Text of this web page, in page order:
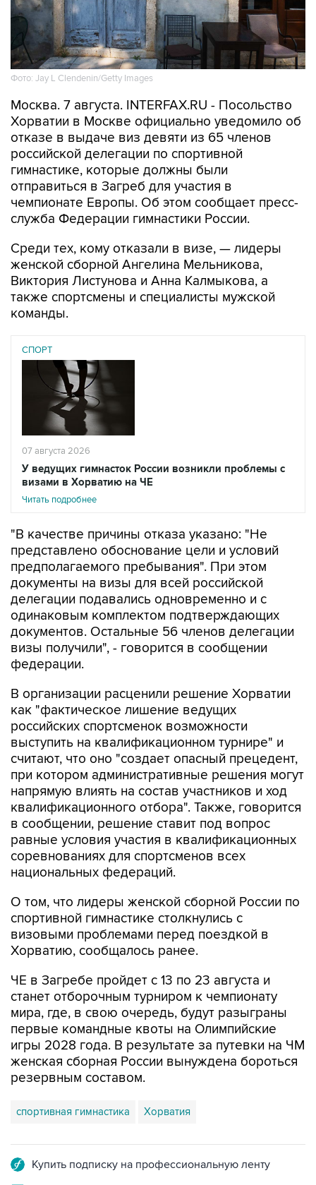
Фото: Jay L Clendenin/Getty Images
Москва. 7 августа. INTERFAX.RU - Посольство
Хорватии в Москве официально уведомило об
отказе в выдаче виз девяти из 65 членов
российской делегации по спортивной
гимнастике, которые должны были
отправиться в Загреб для участия в
чемпионате Европы. Об этом сообщает пресс-
служба Федерации гимнастики России.
Среди тех, кому отказали в визе, — лидеры
женской сборной Ангелина Мельникова,
Виктория Листунова и Анна Калмыкова, а
также спортсмены и специалисты мужской
команды.
СПОРТ
07 августа 2026
У ведущих гимнасток России возникли проблемы с
визами в Хорватию на ЧЕ
Читать подробнее
"В качестве причины отказа указано: "Не
представлено обоснование цели и условий
предполагаемого пребывания". При этом
документы на визы для всей российской
делегации подавались одновременно и с
одинаковым комплектом подтверждающих
документов. Остальные 56 членов делегации
визы получили", - говорится в сообщении
федерации.
В организации расценили решение Хорватии
как "фактическое лишение ведущих
российских спортсменок возможности
выступить на квалификационном турнире" и
считают, что оно "создает опасный прецедент,
при котором административные решения могут
напрямую влиять на состав участников и ход
квалификационного отбора". Также, говорится
в сообщении, решение ставит под вопрос
равные условия участия в квалификационных
соревнованиях для спортсменов всех
национальных федераций.
О том, что лидеры женской сборной России по
спортивной гимнастике столкнулись с
визовыми проблемами перед поездкой в
Хорватию, сообщалось ранее.
ЧЕ в Загребе пройдет с 13 по 23 августа и
станет отборочным турниром к чемпионату
мира, где, в свою очередь, будут разыграны
первые командные квоты на Олимпийские
игры 2028 года. В результате за путевки на ЧМ
женская сборная России вынуждена бороться
резервным составом.
спортивная гимнастика Хорватия
Купить подписку на профессиональную ленту